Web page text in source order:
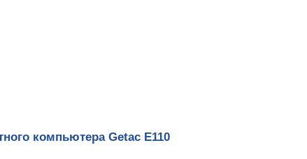
компьютера Getac E110